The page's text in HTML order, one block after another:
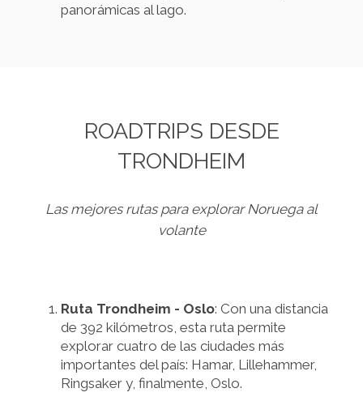
panorámicas al lago.
ROADTRIPS DESDE
TRONDHEIM
Las mejores rutas para explorar Noruega al
volante
Ruta Trondheim - Oslo: Con una distancia
de 392 kilómetros, esta ruta permite
explorar cuatro de las ciudades más
importantes del país: Hamar, Lillehammer,
Ringsaker y, finalmente, Oslo.